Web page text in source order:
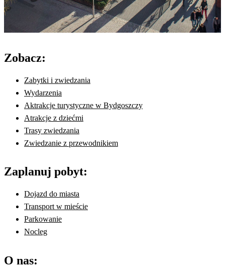
Zobacz:
Zabytki i zwiedzania
Wydarzenia
Aktrakcje turystyczne w Bydgoszczy
Atrakcje z dziećmi
Trasy zwiedzania
Zwiedzanie z przewodnikiem
Zaplanuj pobyt:
Dojazd do miasta
Transport w mieście
Parkowanie
Nocleg
O nas: